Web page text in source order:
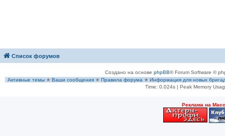
Список форумов
Создано на основе phpBB® Forum Software ©
Активные темы ✭ Ваши сообщения ✭ Правила форума ✭ Информация для новых
Time: 0.024s| Peak Memory
Рeклама на